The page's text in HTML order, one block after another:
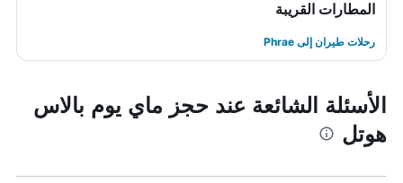
المطارات القريبة
رحلات طيران إلى Phrae
الأسئلة الشائعة عند حجز ماي يوم بالاس
هوتل